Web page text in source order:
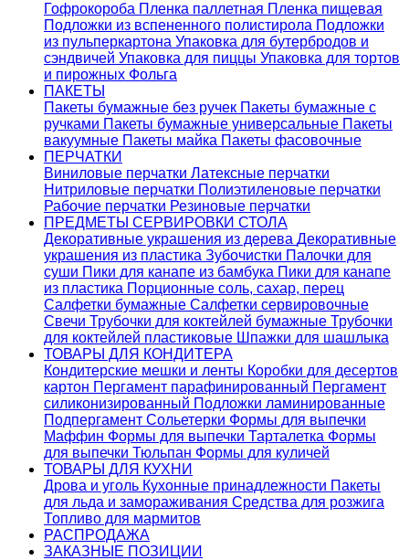
Гофрокороба Пленка паллетная Пленка пищевая
Подложки из вспененного полистирола Подложки
из пульперкартона Упаковка для бутербродов и
сэндвичей Упаковка для пиццы Упаковка для тортов
и пирожных Фольга
ПАКЕТЫ
Пакеты бумажные без ручек Пакеты бумажные с
ручками Пакеты бумажные универсальные Пакеты
вакуумные Пакеты майка Пакеты фасовочные
ПЕРЧАТКИ
Виниловые перчатки Латексные перчатки
Нитриловые перчатки Полиэтиленовые перчатки
Рабочие перчатки Резиновые перчатки
ПРЕДМЕТЫ СЕРВИРОВКИ СТОЛА
Декоративные украшения из дерева Декоративные
украшения из пластика Зубочистки Палочки для
суши Пики для канапе из бамбука Пики для канапе
из пластика Порционные соль, сахар, перец
Салфетки бумажные Салфетки сервировочные
Свечи Трубочки для коктейлей бумажные Трубочки
для коктейлей пластиковые Шпажки для шашлыка
ТОВАРЫ ДЛЯ КОНДИТЕРА
Кондитерские мешки и ленты Коробки для десертов
картон Пергамент парафинированный Пергамент
силиконизированный Подложки ламинированные
Подпергамент Сольетерки Формы для выпечки
Маффин Формы для выпечки Тарталетка Формы
для выпечки Тюльпан Формы для куличей
ТОВАРЫ ДЛЯ КУХНИ
Дрова и уголь Кухонные принадлежности Пакеты
для льда и замораживания Средства для розжига
Топливо для мармитов
РАСПРОДАЖА
ЗАКАЗНЫЕ ПОЗИЦИИ